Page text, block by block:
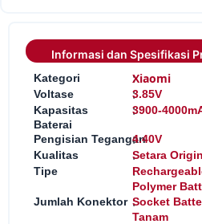
Informasi dan Spesifikasi
Kategori :Xiaomi
Voltase :3.85V
Kapasitas
Baterai
:3900-
Pengisian Tegangan
:4.40V
Kualitas
:Setara
Tipe
:
Polymer
Jumlah Konektor :Socket
Tanam